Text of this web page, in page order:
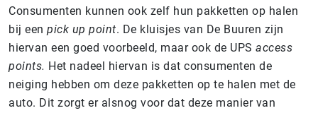
Consumenten kunnen ook zelf hun pakketten op halen
bij een pick up point. De kluisjes van De Buuren zijn
hiervan een goed voorbeeld, maar ook de UPS access
points. Het nadeel hiervan is dat consumenten de
neiging hebben om deze pakketten op te halen met de
auto. Dit zorgt er alsnog voor dat deze manier van